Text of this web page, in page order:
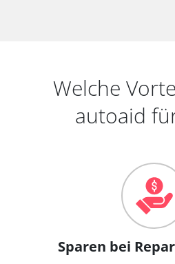
Welche
autoaid
Sparen bei